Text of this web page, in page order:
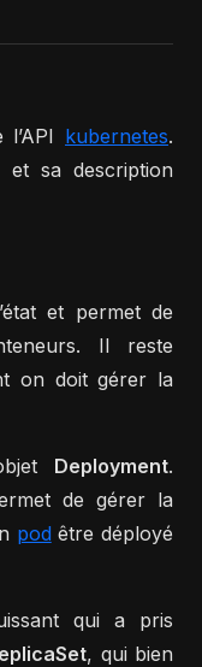
kubernetes.
sa description
et permet de
Il reste
on doit gérer la
Deployment.
de gérer la
podêtre déployé
qui a pris
, qui bien